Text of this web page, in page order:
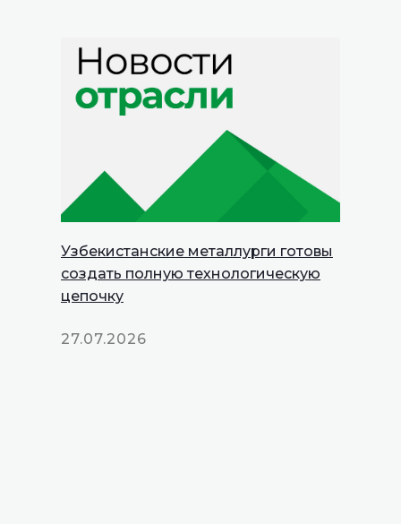
Узбекистанские металлурги готовы
создать полную технологическую
цепочку
27.07.2026